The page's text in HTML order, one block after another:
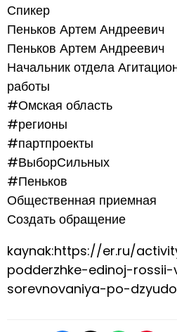
Спикер
Пеньков Артем Андреевич
Пеньков Артем Андреевич
Начальник отдела
работы
#Омская область
#регионы
#партпроекты
#ВыборСильных
#Пеньков
Общественная приемная
Создать обращение
kaynak:https://er.ru/
podderzhke-edinoj-
sorevnovaniya-po-